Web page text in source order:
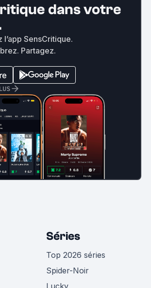
dans votre
SensCritique.
Partagez.
Séries
Top 2026 séries
Spider-Noir
Lucky